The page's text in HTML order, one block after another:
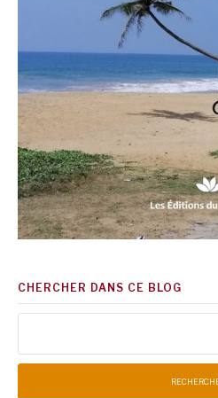
CHERCHER DANS CE BLOG